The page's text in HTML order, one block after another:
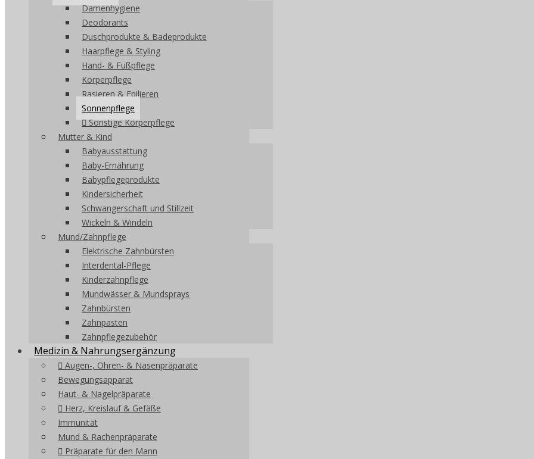
Damenhygiene
Deodorants
Duschprodukte & Badeprodukte
Haarpflege & Styling
Hand- & Fußpflege
Körperpflege
Rasieren & Epilieren
Sonnenpflege
Sonstige Körperpflege
Mutter & Kind
Babyausstattung
Baby-Ernährung
Babypflegeprodukte
Kindersicherheit
Schwangerschaft und Stillzeit
Wickeln & Windeln
Mund/Zahnpflege
Elektrische Zahnbürsten
Interdental-Pflege
Kinderzahnpflege
Mundwässer & Mundsprays
Zahnbürsten
Zahnpasten
Zahnpflegezubehör
Medizin & Nahrungsergänzung
Augen-, Ohren- & Nasenpräparate
Bewegungsapparat
Haut- & Nagelpräparate
Herz, Kreislauf & Gefäße
Immunität
Mund & Rachenpräparate
Präparate für den Mann